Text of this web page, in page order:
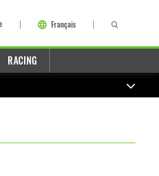
Français
RACING